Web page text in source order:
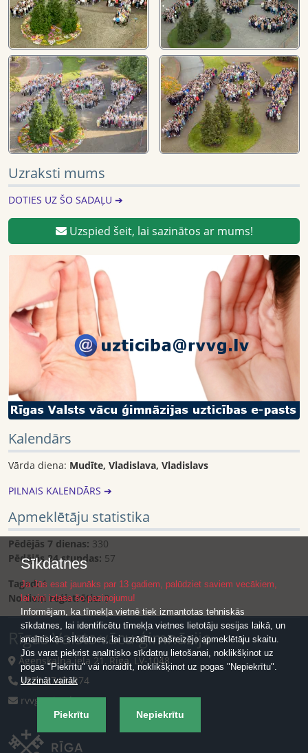
Uzraksti mums
DOTIES UZ ŠO SADAĻU ➔
Uzspied šeit, lai sazinātos ar mums!
Kalendārs
Vārda diena: Mudīte, Vladislava, Vladislavs
PILNAIS KALENDĀRS ➔
Apmeklētāju statistika
Pēdējās 7 dienas: 330
Pēdējās 24 stundas: 57
Tagad:1
No tiem reģistrētie:0
Rīgas Valsts vācu ģimnāzija
Āgenskalna iela 21, Rīga, LV-1048
+371 67474274
rvvg@riga.lv
Sīkdatnes
Ja Jūs esat jaunāks par 13 gadiem, palūdziet saviem vecākiem,
lai viņi izlasa šo paziņojumu!
Informējam, ka tīmekļa vietnē tiek izmantotas tehniskās
sīkdatnes, lai identificētu tīmekļa vietnes lietotāju sesijas laikā, un
analītiskās sīkdatnes, lai uzrādītu pašreizējo apmeklētāju skaitu.
Jūs varat piekrist analītisko sīkdatņu lietošanai, noklikšķinot uz
pogas "Piekrītu" vai noraidīt, noklikšķinot uz pogas "Nepiekrītu".
Uzzināt vairāk
Piekrītu Nepiekrītu